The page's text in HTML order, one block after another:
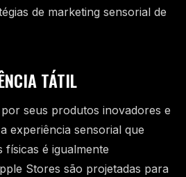
de marketing sensorial de
TÁTIL
seus produtos inovadores e
experiência sensorial que
físicas é igualmente
Stores são projetadas para